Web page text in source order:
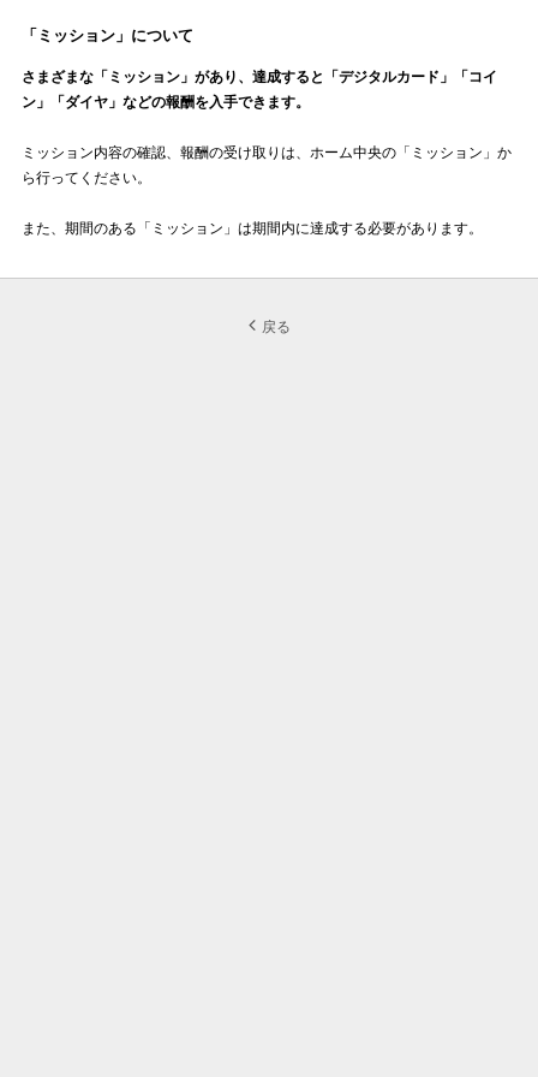
「ミッション」について
さまざまな「ミッション」があり、達成すると「デジタルカード 」「コイ
ン」「ダイヤ」などの報酬を入手できます。
ミッション内容の確認、報酬の受け取りは、ホーム中央の「ミッション」か
ら行ってください。
また、期間のある「ミッション」は期間内に達成する必要があります。
戻る